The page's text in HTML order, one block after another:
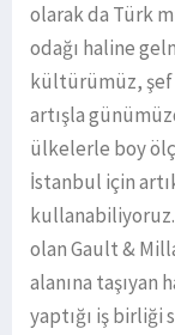
olarak da Türk
odağı haline
kültürümüz, şef
artışla
ülkelerle boy
İstanbul için
olan Gault &
alanına taşıyan
yaptığı iş birliği